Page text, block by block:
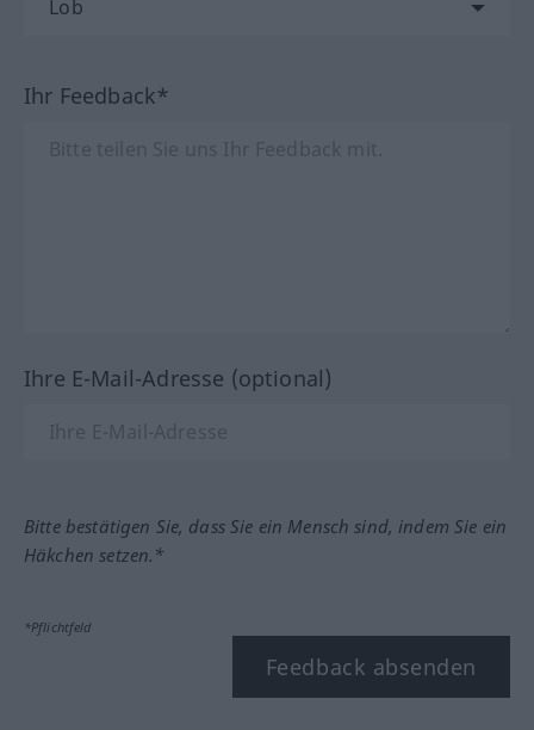
Ihr Feedback*
Ihre E-Mail-Adresse (optional)
Bitte bestätigen Sie, dass Sie ein Mensch sind, indem Sie ein
Häkchen setzen.*
*Pflichtfeld
Feedback absenden